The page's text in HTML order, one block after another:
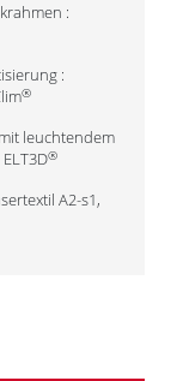
:
:
®
leuchtendem
®
A2-s1,